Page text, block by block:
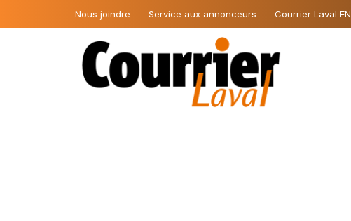
Nous joindre Service aux annonceurs Courrier Laval EN